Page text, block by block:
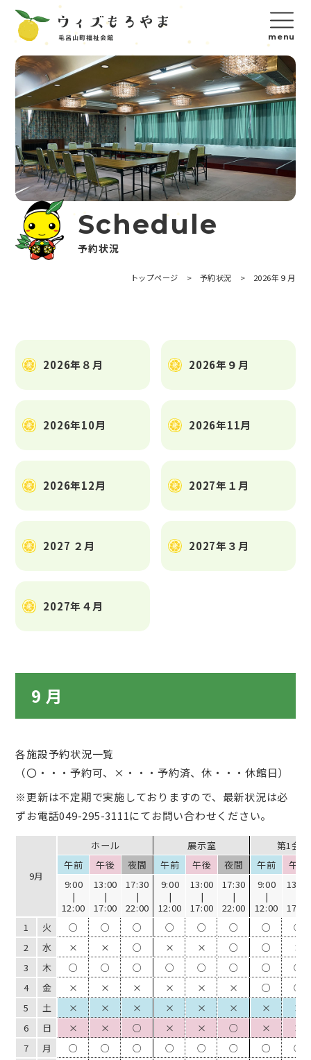
Schedule
予約状況
トップページ > 予約状況 > 2026年９月
2026年８月 2026年９月
2026年10月 2026年11月
2026年12月 2027年１月
2027 ２月 2027年３月
2027年４月
9 月
各施設予約状況一覧
（〇・・・予約可、×・・・予約済、休・・・休館日）
※更新は不定期で実施しておりますので、最新状況は必
ずお電話049-295-3111にてお問い合わせください。
9月
ホール 展示室
第1会
午前
午後 夜間 午前 午後 夜間 午前
午後
9:00
|
12:00
13:00
|
17:00
17:30
|
22:00
9:00
|
12:00
13:00
|
17:00
17:30
|
22:00
9:00
|
12:00
13:00
17:00
1
火 ○ ○ ○ ○ ○ ○ ○
○
2
水 × × ○ × × ○ ○
×
3
木 ○ ○ ○ ○ ○ ○ ○
○
4
金 × × × × × × ○
○
5
土 × × × × × × ×
×
6
日 × × ○ × × ○ ×
×
7
月 ○ ○ ○ ○ ○ ○ ○
○